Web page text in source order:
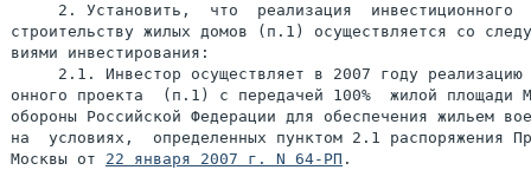
2. Установить,  что  реализация  инвестиционного
строительству жилых домов (п.1) осуществляется со
виями инвестирования:
2.1. Инвестор осуществляет в 2007 году реализацию
онного проекта  (п.1) с передачей 100%  жилой площади
обороны Российской Федерации для обеспечения жильем
на  условиях,  определенных пунктом 2.1 распоряжения
Москвы от 22 января 2007 г. N 64-РП .